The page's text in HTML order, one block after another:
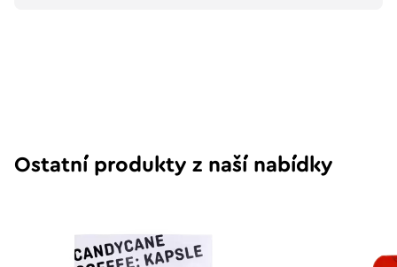
Ostatní produkty z naší nabídky